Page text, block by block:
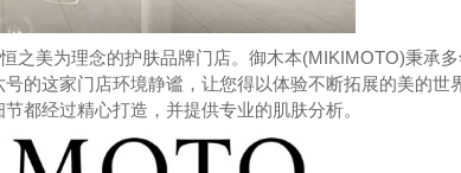
之美为理念的护肤品牌门店。御木本(MIKIMOTO)秉承
的这家门店环境静谧，让您得以体验不断拓展的美的世
都经过精心打造，并提供专业的肌肤分析。